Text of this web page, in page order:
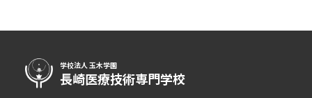
学校法人 玉木学園
長崎医療技術専門学校